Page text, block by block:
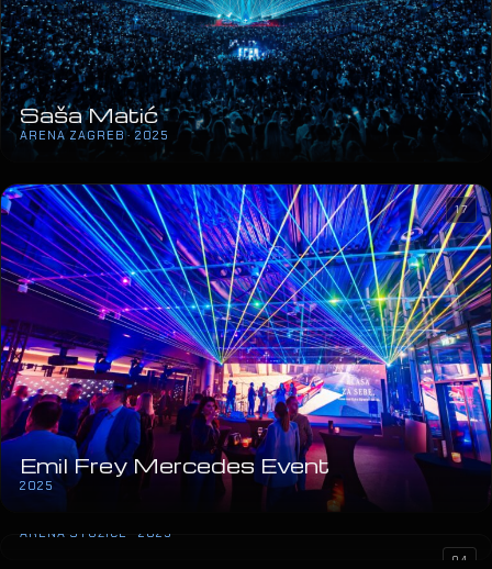
Saša Matić
ARENA ZAGREB · 2025
Emil Frey Mercedes Event
2025
17
Lepa Brena
ARENA STOŽICE · 2025
04